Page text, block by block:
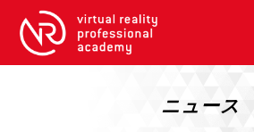
VRアカデミーとは
ニュース